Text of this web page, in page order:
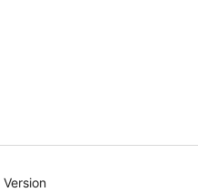
Μεταστοιχεία
Version